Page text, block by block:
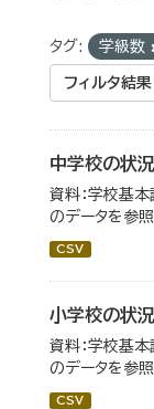
タグ: 学級数
フィルタ結果
中学校の状況
資料：学校基
のデータを参照
CSV
小学校の状況
資料：学校基
のデータを参照
CSV